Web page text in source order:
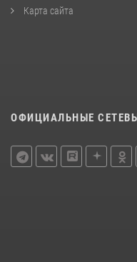
Карта сайта
ОФИЦИАЛЬНЫЕ